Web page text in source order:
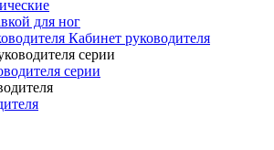
для ног
Кабинет руководителя
серии